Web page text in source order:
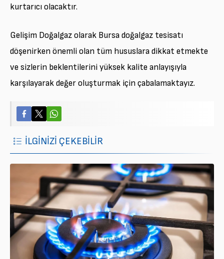
kurtarıcı olacaktır.
Gelişim Doğalgaz olarak Bursa doğalgaz tesisatı
döşenirken önemli olan tüm hususlara dikkat etmekte
ve sizlerin beklentilerini yüksek kalite anlayışıyla
karşılayarak değer oluşturmak için çabalamaktayız.
İLGİNİZİ ÇEKEBİLİR